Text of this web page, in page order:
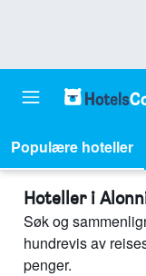
Populære hoteller
Hoteller i
Søk og
hundrevis av
penger.